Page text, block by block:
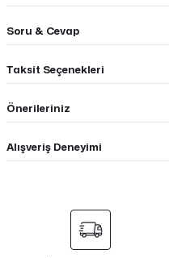
Soru & Cevap
Taksit Seçenekleri
Önerileriniz
Alışveriş Deneyimi